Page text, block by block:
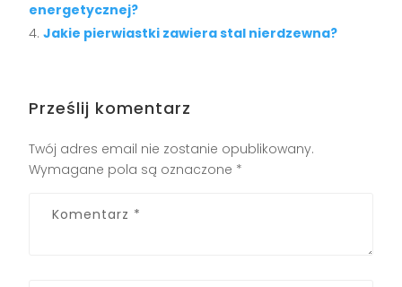
energetycznej?
Jakie pierwiastki zawiera stal nierdzewna?
Prześlij komentarz
Twój adres email nie zostanie opublikowany.
Wymagane pola są oznaczone *